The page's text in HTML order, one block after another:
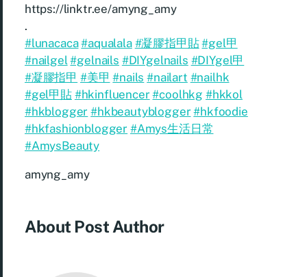
https://linktr.ee/amyng_amy
.
#lunacaca#aqualala #凝膠指甲貼#gel甲
#nailgel#gelnails #DIYgelnails #DIYgel甲
#凝膠指甲 #美甲 #nails #nailart #nailhk
#gel甲貼 #hkinfluencer #coolhkg #hkkol
#hkblogger #hkbeautyblogger #hkfoodie
#hkfashionblogger #Amys生活日常
#AmysBeauty
amyng_amy
About Post Author